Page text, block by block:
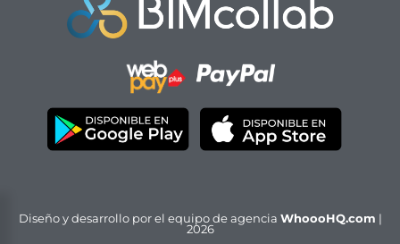
Diseño y desarrollo por el equipo de agencia WhoooHQ.com |
2026